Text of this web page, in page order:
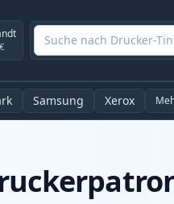
Samsung Xerox